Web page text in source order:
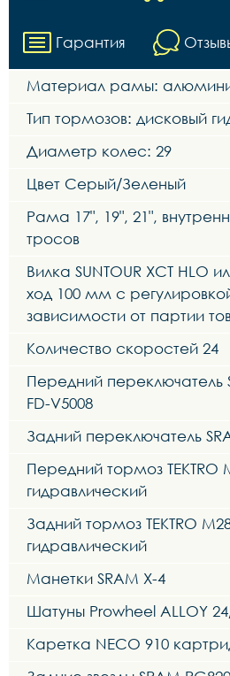
Гарантия
Материал рамы:
Тип тормозов: дисковый
Диаметр колес: 29
Цвет Серый/Зеленый
Рама 17", 19", 21",
тросов
Вилка SUNTOUR XCT HLO
ход 100 мм с
зависимости от партии
Количество скоростей 24
Передний переключатель
FD-V5008
Задний переключатель
Передний тормоз TEKTRO
гидравлический
Задний тормоз TEKTRO
гидравлический
Манетки SRAM X-4
Шатуны Prowheel ALLOY
Каретка NECO 910